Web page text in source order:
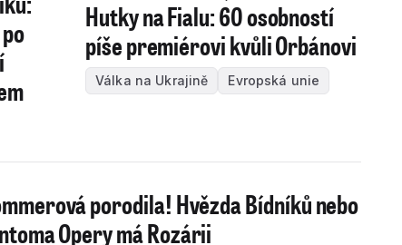
Hutky na Fialu: 60 osobností
píše premiérovi kvůli Orbánovi
Válka na Ukrajině Evropská unie
porodila! Hvězda Bídníků nebo
Opery má Rozárii